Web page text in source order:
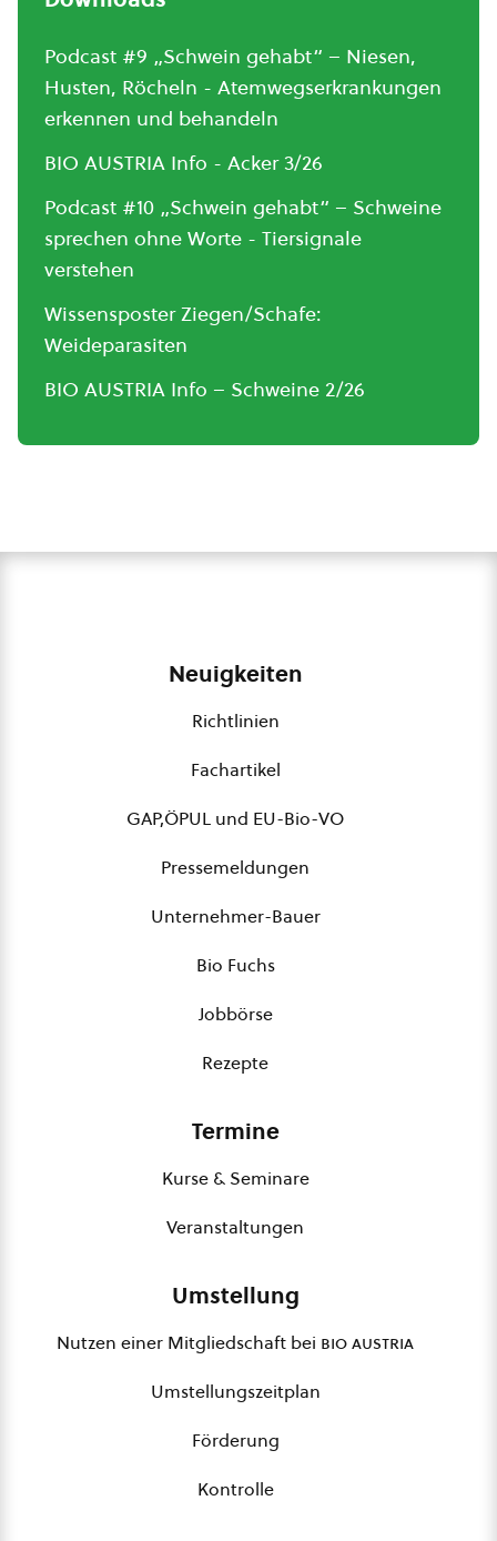
Podcast #9 „Schwein gehabt“ – Niesen,
Husten, Röcheln - Atemwegserkrankungen
erkennen und behandeln
BIO AUSTRIA Info - Acker 3/26
Podcast #10 „Schwein gehabt“ – Schweine
sprechen ohne Worte - Tiersignale
verstehen
Wissensposter Ziegen/Schafe:
Weideparasiten
BIO AUSTRIA Info – Schweine 2/26
Neuigkeiten
Richtlinien
Fachartikel
GAP,ÖPUL und EU-Bio-VO
Pressemeldungen
Unternehmer-Bauer
Bio Fuchs
Jobbörse
Rezepte
Termine
Kurse & Seminare
Veranstaltungen
Umstellung
Nutzen einer Mitgliedschaft bei bio austria
Umstellungszeitplan
Förderung
Kontrolle